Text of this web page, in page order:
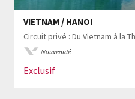
VIETNAM / HANOI
Circuit privé : Du Vietnam à la
Nouveauté
Exclusif